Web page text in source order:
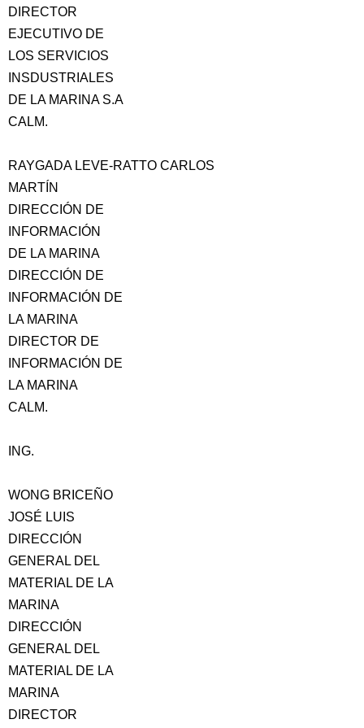
DIRECTOR
EJECUTIVO DE
LOS SERVICIOS
INSDUSTRIALES
DE LA MARINA S.A
CALM.
RAYGADA LEVE-RATTO CARLOS
MARTÍN
DIRECCIÓN DE
INFORMACIÓN
DE LA MARINA
DIRECCIÓN DE
INFORMACIÓN DE
LA MARINA
DIRECTOR DE
INFORMACIÓN DE
LA MARINA
CALM.
ING.
WONG BRICEÑO
JOSÉ LUIS
DIRECCIÓN
GENERAL DEL
MATERIAL DE LA
MARINA
DIRECCIÓN
GENERAL DEL
MATERIAL DE LA
MARINA
DIRECTOR